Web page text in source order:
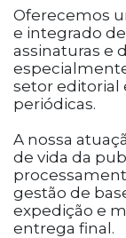
Oferecemos
e integrado
assinaturas e
setor editorial
periódicas.
A nossa
de vida da
gestão de
expedição e
entrega final.